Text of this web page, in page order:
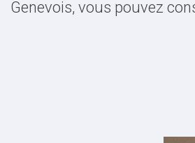
Genevois, vous pouvez